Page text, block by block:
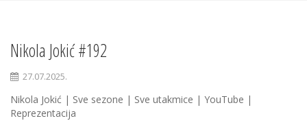
Nikola Jokić #192
27.07.2025.
Nikola Jokić | Sve sezone | Sve utakmice | YouTube |
Reprezentacija